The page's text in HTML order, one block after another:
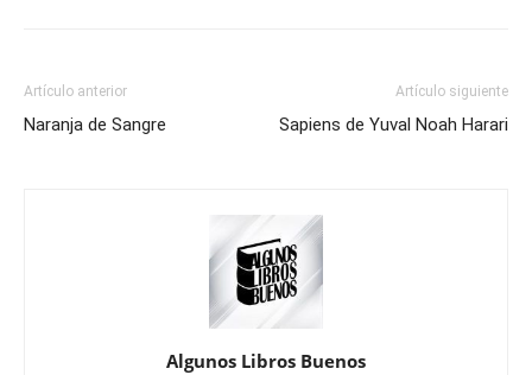
Artículo anterior
Naranja de Sangre
Artículo siguiente
Sapiens de Yuval Noah Harari
Algunos Libros Buenos